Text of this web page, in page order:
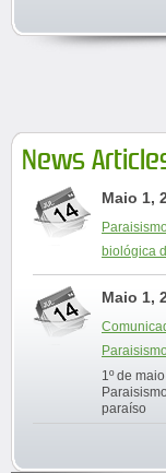
News
Maio 1,
biológica
Maio 1,
1º de
paraíso